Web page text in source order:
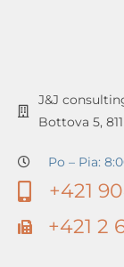
J&J
Bottova 5,
Po – Pia:
+421
+421 2